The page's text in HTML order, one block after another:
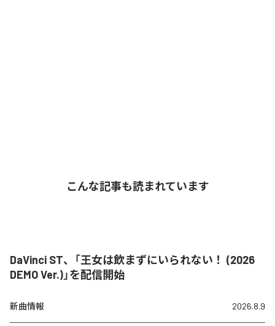
こんな記事も読まれています
DaVinci ST、「王女は飲まずにいられない！ (2026
DEMO Ver.)」を配信開始
新曲情報 2026.8.9